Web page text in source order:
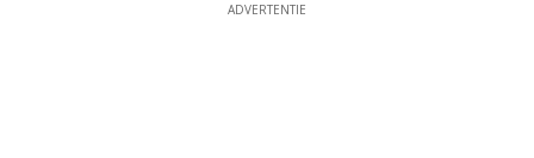
ADVERTENTIE